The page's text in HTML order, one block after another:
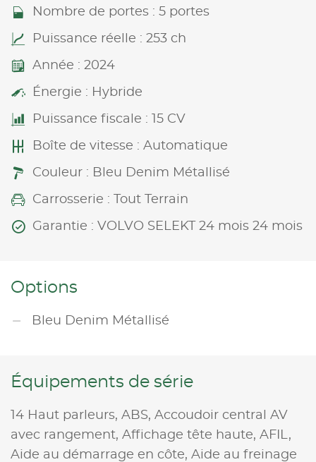
Nombre de portes : 5 portes
Puissance réelle : 253 ch
Année : 2024
Énergie : Hybride
Puissance fiscale : 15 CV
Boîte de vitesse : Automatique
Couleur : Bleu Denim Métallisé
Carrosserie : Tout Terrain
Garantie : VOLVO SELEKT 24 mois 24 mois
Options
Bleu Denim Métallisé
Équipements de série
14 Haut parleurs, ABS, Accoudoir central AV
avec rangement, Affichage tête haute, AFIL,
Aide au démarrage en côte, Aide au freinage